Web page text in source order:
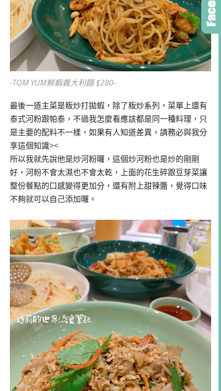
-TOM YUM鮮蝦義大利麵 $280-
最後一道主菜是粄炒打拋蝦，除了粄炒系列，菜單上還有
泰式河粉跟帕泰，不過我怎麼看應該都是同一種料理，只
是主要的配料不一樣，如果有人知道差異，請務必與我分
享這個知識><
所以我就先說他是炒河粉囉，這個炒河粉也是炒的剛剛
好，河粉不會太濕也不會太乾，上面的花生碎跟豆芽菜讓
整份餐點的口感變得更加分，還有附上甜辣醬，覺得口味
不夠就可以自己添加囉。